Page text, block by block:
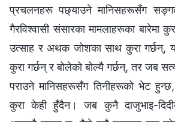
प्रचलनहरू पछ्याउने मानिसहरूसँग
गैरविश्‍वासी संसारका मामलाहरूका बारेमा
उत्साह र अथक जोशका साथ कुरा गर्छन्,
कुरा गर्छन् र बोलेको बोल्यै गर्छन्, तर जब
पराउने मानिसहरूसँग तिनीहरूको भेट
कुरा केही हुँदैन। जब कुनै दाजुभाइ-